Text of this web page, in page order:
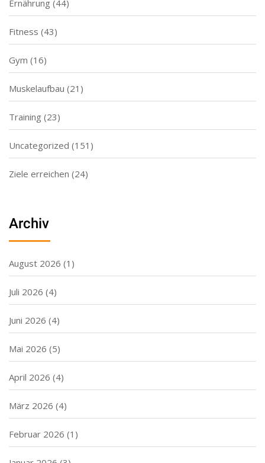
Ernährung (44)
Fitness (43)
Gym (16)
Muskelaufbau (21)
Training (23)
Uncategorized (151)
Ziele erreichen (24)
Archiv
August 2026 (1)
Juli 2026 (4)
Juni 2026 (4)
Mai 2026 (5)
April 2026 (4)
März 2026 (4)
Februar 2026 (1)